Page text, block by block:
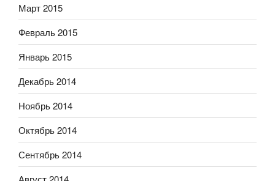
Март 2015
Февраль 2015
Январь 2015
Декабрь 2014
Ноябрь 2014
Октябрь 2014
Сентябрь 2014